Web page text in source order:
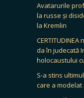
Avatarurile
la russe și
la Kremlin
da în judecată
holocaustului
S-a stins
care a modelat